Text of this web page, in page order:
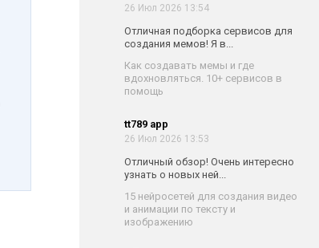
26 Июл 2026 13:54
Отличная подборка сервисов для
создания мемов! Я в...
Как создавать мемы и где
вдохновляться. 10+ сервисов в
помощь
tt789 app
26 Июл 2026 13:53
Отличный обзор! Очень интересно
узнать о новых ней...
15 нейросетей для создания видео
и анимации по тексту и
изображению